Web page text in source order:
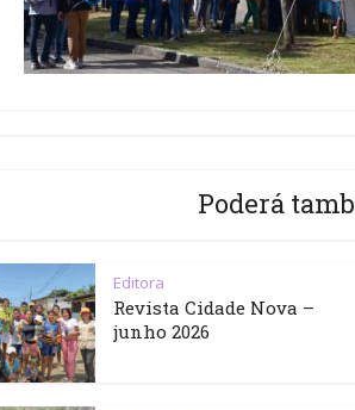
Poderá
Editora
Revista Cidade Nova –
junho 2026